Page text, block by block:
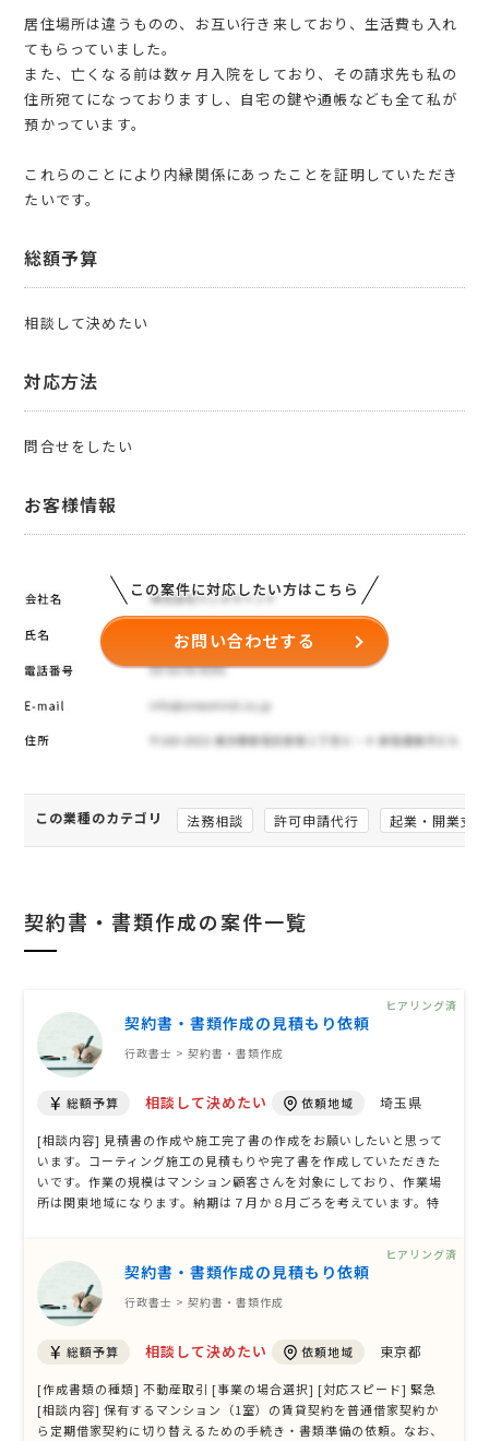
居住場所は違うものの、お互い行き来しており、生活費も入れ
てもらっていました。
また、亡くなる前は数ヶ月入院をしており、その請求先も私の
住所宛てになっておりますし、自宅の鍵や通帳なども全て私が
預かっています。
これらのことにより内縁関係にあったことを証明していただき
たいです。
総額予算
相談して決めたい
対応方法
問合せをしたい
お客様情報
この案件に対応したい方はこちら
お問い合わせする
この業種のカテゴリ 法務相談 許可申請代行 起業・開業支援
契約書・書類作成の案件一覧
契約書・書類作成の見積もり依頼
行政書士 > 契約書・書類作成
総額予算 相談して決めたい 依頼地域 埼玉県
[相談内容] 見積書の作成や施工完了書の作成をお願いしたいと思って
います。コーティング施工の見積もりや完了書を作成していただきた
いです。作業の規模はマンション顧客さんを対象にしており、作業場
所は関東地域になります。納期は７月か８月ごろを考えています。特
からの提案をお待ちしてお …
ヒアリング済
契約書・書類作成の見積もり依頼
行政書士 > 契約書・書類作成
総額予算 相談して決めたい 依頼地域 東京都
[作成書類の種類] 不動産取引 [事業の場合選択] [対応スピード] 緊急
[相談内容] 保有するマンション（1室）の賃貸契約を普通借家契約か
ら定期借家契約に切り替えるための手続き・書類準備の依頼。なお、
ヒアリング済